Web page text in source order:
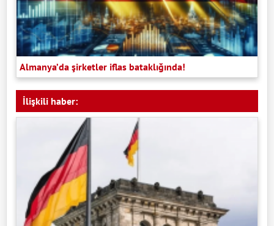
Almanya’da şirketler iflas bataklığında!
İlişkili haber: